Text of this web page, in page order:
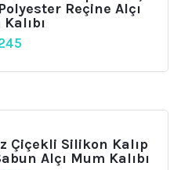
Reçine Alçı
Çiçekli Silikon Kalıp
Alçı Mum Kalıbı